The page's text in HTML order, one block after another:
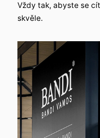
Vždy tak, abyste se
skvěle.